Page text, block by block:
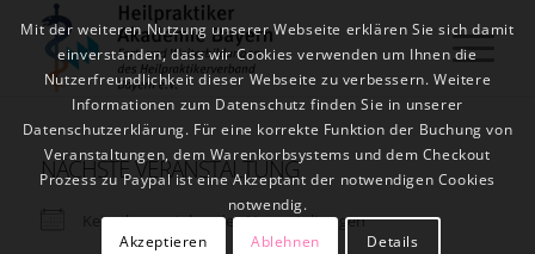
NÄCHSTE VERANSTALTUNG
Keine bevorstehenden Veranstaltungen
Mit der weiteren Nutzung unserer Webseite erklären Sie sich damit
einverstanden, dass wir Cookies verwenden um Ihnen die
Nutzerfreundlichkeit dieser Webseite zu verbessern. Weitere
Informationen zum Datenschutz finden Sie in unserer
Datenschutzerklärung. Für eine korrekte Funktion der Buchung von
Veranstaltungen, dem Warenkorbsystems und dem Checkout
Prozess zu Paypal ist eine Akzeptant der notwendigen Cookies
notwendig.
Akzeptieren
Ablehnen Details